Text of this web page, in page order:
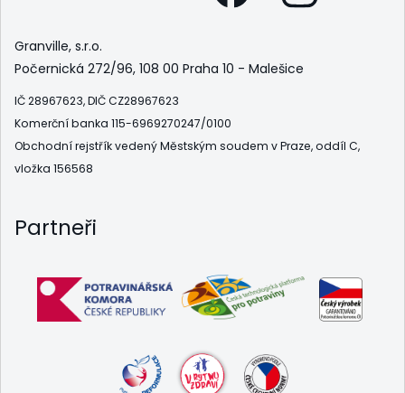
Granville, s.r.o.
Počernická 272/96, 108 00 Praha 10 - Malešice
IČ 28967623, DIČ CZ28967623
Komerční banka 115-6969270247/0100
Obchodní rejstřík vedený Městským soudem v Praze, oddíl C,
vložka 156568
Partneři